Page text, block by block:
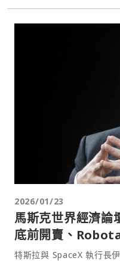
2026/01/23
馬斯克世界經濟論
底前開賣、
特斯拉與 SpaceX 執行長